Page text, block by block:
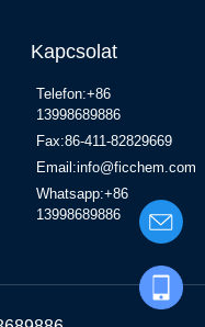
Kapcsolat
Telefon:+86
13998689886
Fax:86-411-82829669
Email:info@ficchem.com
Whatsapp:+86
13998689886